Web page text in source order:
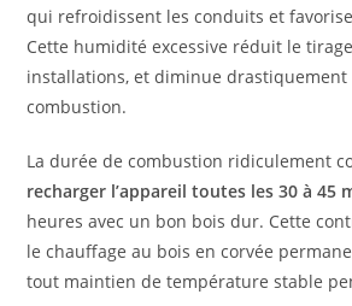
qui refroidissent les conduits et
Cette humidité excessive réduit le
installations, et diminue
combustion.
La durée de combustion ridiculement
recharger l’appareil toutes les 30 à 45
heures avec un bon bois dur. Cette
le chauffage au bois en corvée
tout maintien de température stable